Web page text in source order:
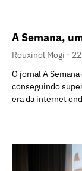
A Semana,
Rouxinol Mogi
O jornal A
conseguindo
era da internet